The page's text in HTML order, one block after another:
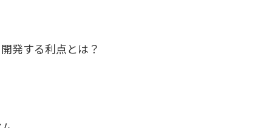
発する利点とは？